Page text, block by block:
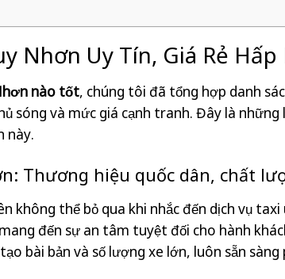
Nhơn Uy Tín, Giá Rẻ
nào tốt , chúng tôi đã tổng hợp danh
sóng và mức giá cạnh tranh. Đây là những
này.
Thương hiệu quốc dân, chất
không thể bỏ qua khi nhắc đến dịch vụ
đến sự an tâm tuyệt đối cho hành
bài bản và số lượng xe lớn, luôn sẵn sàng